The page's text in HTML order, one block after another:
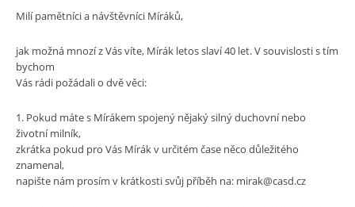
Milí pamětníci a návštěvníci Míráků,
jak možná mnozí z Vás víte, Mírák letos slaví 40 let. V souvislosti s tím
bychom
Vás rádi požádali o dvě věci:
1. Pokud máte s Mírákem spojený nějaký silný duchovní nebo
životní milník,
zkrátka pokud pro Vás Mírák v určitém čase něco důležitého
znamenal,
napište nám prosím v krátkosti svůj příběh na: mirak@casd.cz